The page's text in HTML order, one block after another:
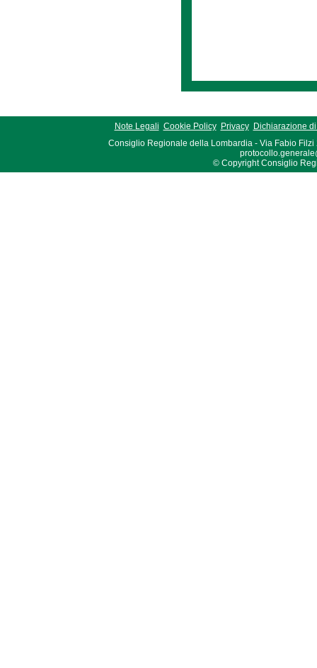
Note Legali Cookie Policy Privacy
Dichiarazione
Consiglio Regionale della Lombardia - Via Fabio Filzi
© Copyright Consiglio